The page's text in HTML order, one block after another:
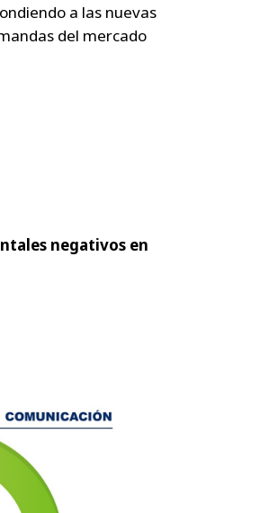
a las nuevas
del mercado
negativos en